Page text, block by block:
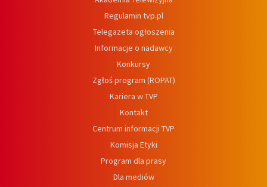
Regulamin tvp.pl
Telegazeta ogłoszenia
Informacje o nadawcy
Konkursy
Zgłoś program (ROPAT)
Kariera w TVP
Kontakt
Centrum informacji TVP
Komisja Etyki
Program dla prasy
Dla mediów